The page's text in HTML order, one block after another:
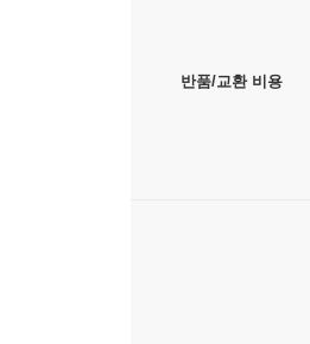
반품/교환 비용